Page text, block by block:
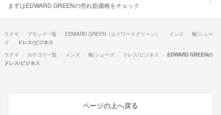
まずはEDWARD GREENの売れ筋価格をチェック
ラクマ ブランド一覧 EDWARD GREEN（エドワードグリーン） メンズ
靴/シュー
ズ
ドレス/ビジネス
ラクマ
カテゴリ一覧 メンズ 靴/シューズ ドレス/ビジネス
EDWARD GREENの
ドレス/ビジネス
ページの上へ戻る